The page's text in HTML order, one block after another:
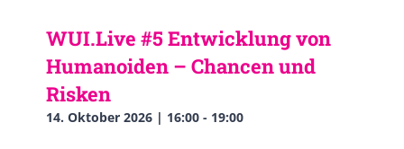
WUI.Live #5 Entwicklung von
Humanoiden – Chancen und
Risken
14. Oktober 2026 | 16:00 - 19:00